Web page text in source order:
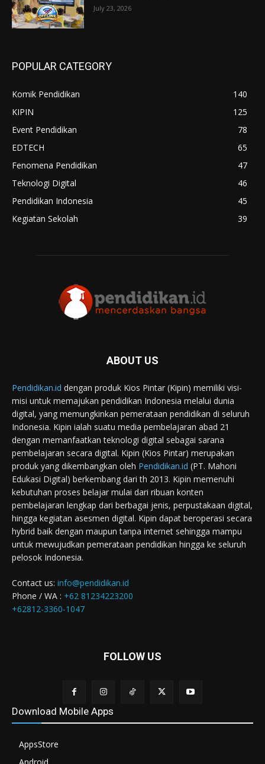
July 23, 2026
POPULAR CATEGORY
Komik Pendidikan
140
KIPIN
125
Event Pendidikan
78
EDTECH
65
Fenomena Pendidikan
47
Teknologi Digital
46
Pendidikan Indonesia
45
Kegiatan Sekolah
39
ABOUT US
Pendidikan.id dengan produk Kios Pintar (Kipin) memiliki visi-
misi untuk memajukan pendidikan Indonesia melalui dunia
digital, yang memungkinkan pemerataan pendidikan di seluruh
Indonesia. Kipin ialah suatu media pembelajaran abad 21
dengan memanfaatkan teknologi digital sebagai sarana
pembelajaran secara digital. Kipin (Kios Pintar) merupakan
produk yang dikembangkan oleh Pendidikan.id (PT. Mahoni
Edukasi Digital) berkembang dari th 2013. Kipin memenuhi
kebutuhan proses belajar mulai dari ribuan konten
pembelajaran lengkap dari berbagai jenis, perpustakaan digital,
hingga kegiatan asesmen digital. Kipin dapat beroperasi secara
hybrid baik dengan maupun tanpa internet sehingga mampu
untuk mewujudkan pemerataan pendidikan hingga ke seluruh
pelosok Indonesia.
Contact us: info@pendidikan.id
Phone / WA : +62 81234223200
+62812-3360-1047
FOLLOW US
Download Mobile Apps
AppsStore